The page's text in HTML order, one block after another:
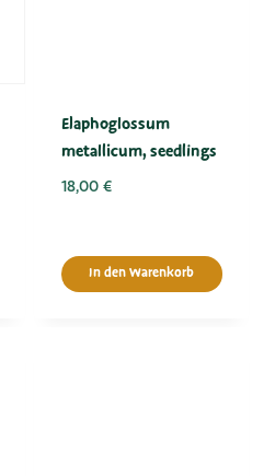
Elaphoglossum
metallicum, seedlings
18,00 €
In den Warenkorb